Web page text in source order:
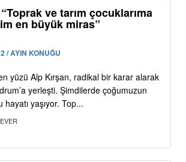
ve tarım çocuklarıma
en büyük miras”
/ AYIN KONUĞU
yüzü Alp Kırşan, radikal bir karar alarak
yerleşti. Şimdilerde çoğumuzun
yaşıyor. Top...